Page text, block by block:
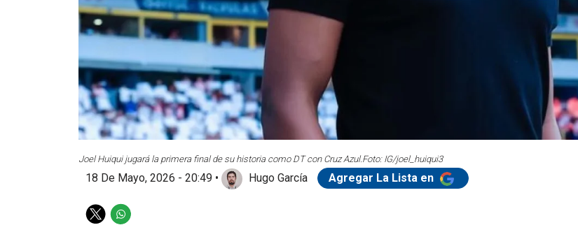
Joel Huiqui jugará la primera final de su historia como DT con Cruz Azul.Foto: IG/joel_huiqui3
18 De Mayo, 2026 - 20:49 • Hugo García Agregar La Lista en
T
W